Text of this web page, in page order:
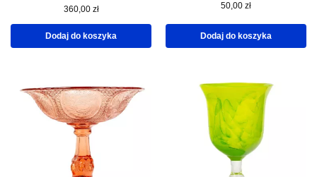
360,00 zł
Dodaj do koszyka
50,00 zł
Dodaj do koszyka